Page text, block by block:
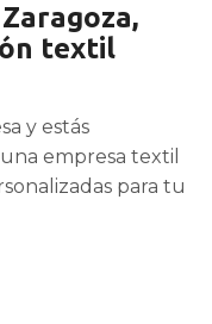
textil
y estás
empresa textil
para tu